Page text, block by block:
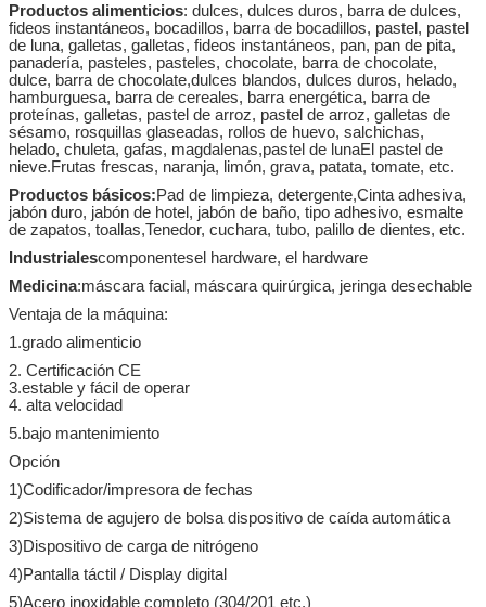
Productos alimenticios: dulces, dulces duros, barra de dulces,
fideos instantáneos, bocadillos, barra de bocadillos, pastel, pastel
de luna, galletas, galletas, fideos instantáneos, pan, pan de pita,
panadería, pasteles, pasteles, chocolate, barra de chocolate,
dulce, barra de chocolate,dulces blandos, dulces duros, helado,
hamburguesa, barra de cereales, barra energética, barra de
proteínas, galletas, pastel de arroz, pastel de arroz, galletas de
sésamo, rosquillas glaseadas, rollos de huevo, salchichas,
helado, chuleta, gafas, magdalenas,pastel de lunaEl pastel de
nieve.Frutas frescas, naranja, limón, grava, patata, tomate, etc.
Productos básicos:Pad de limpieza, detergente,Cinta adhesiva,
jabón duro, jabón de hotel, jabón de baño, tipo adhesivo, esmalte
de zapatos, toallas,Tenedor, cuchara, tubo, palillo de dientes, etc.
Industrialescomponentesel hardware, el hardware
Medicina:máscara facial, máscara quirúrgica, jeringa desechable
Ventaja de la máquina:
1.grado alimenticio
2. Certificación CE
3.estable y fácil de operar
4. alta velocidad
5.bajo mantenimiento
Opción
1)Codificador/impresora de fechas
2)Sistema de agujero de bolsa dispositivo de caída automática
3)Dispositivo de carga de nitrógeno
4)Pantalla táctil / Display digital
5)Acero inoxidable completo (304/201 etc.)